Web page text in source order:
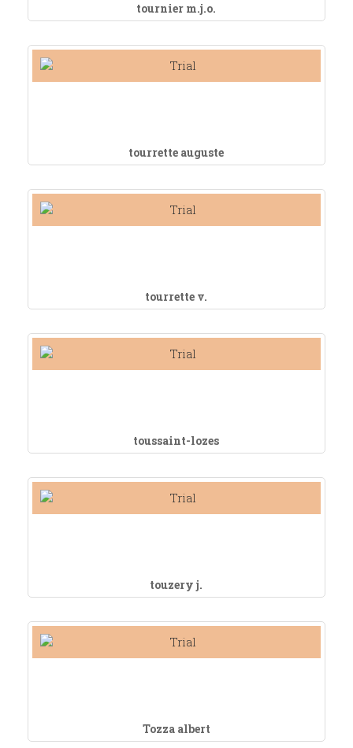
tournier m.j.o.
tourrette auguste
tourrette v.
toussaint-lozes
touzery j.
Tozza albert